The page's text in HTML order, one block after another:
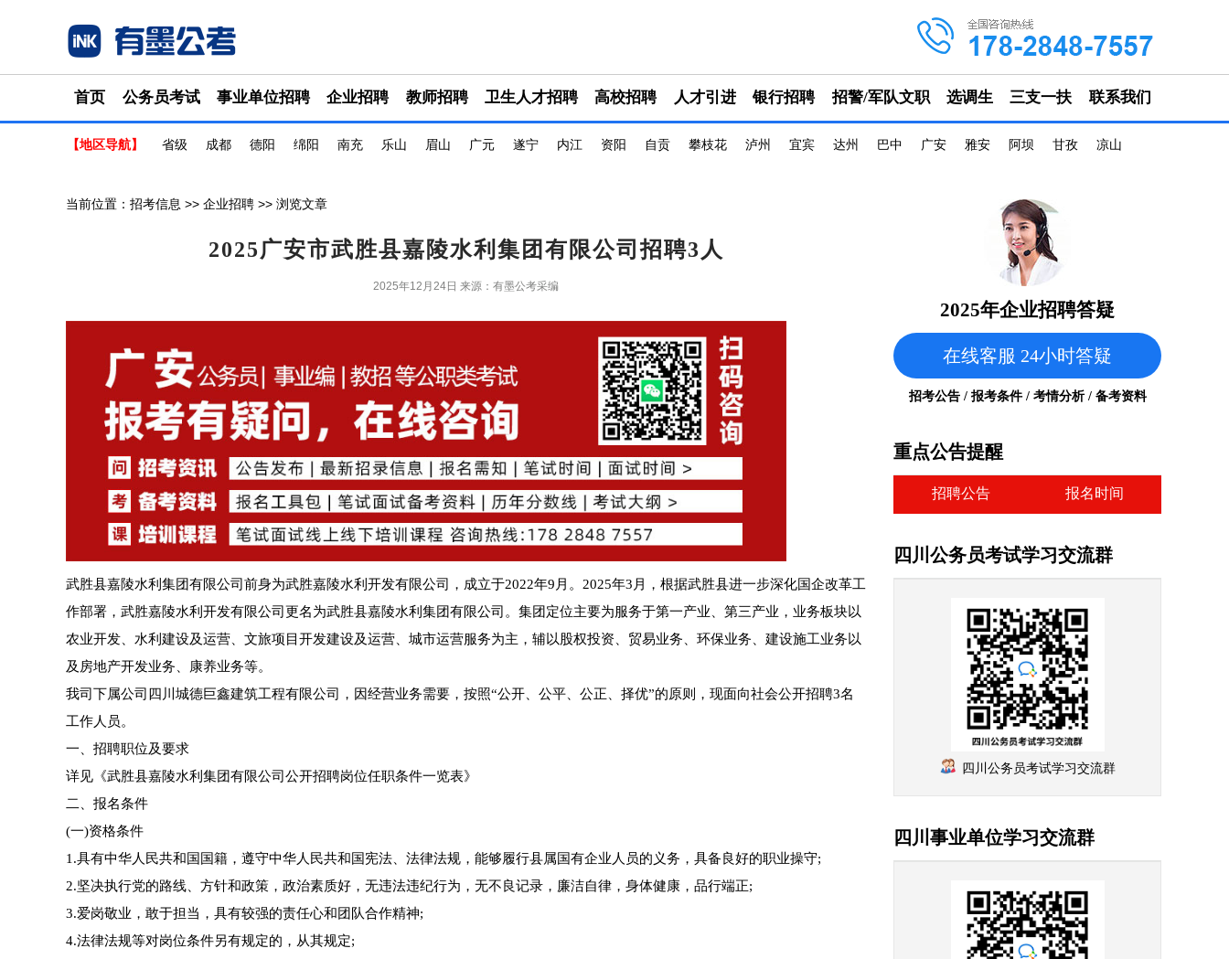
首页 公务员考试 事业单位招聘 企业招聘 教师招聘 卫生人才招聘 高校招聘 人才引进 银行招聘 招警/军队文职 选调生 三支一扶 联系我们
【地区导航】 省级 成都 德阳 绵阳 南充 乐山 眉山 广元 遂宁 内江 资阳 自贡 攀枝花 泸州 宜宾 达州 巴中 广安 雅安 阿坝 甘孜 凉山
当前位置： 招考信息 >> 企业招聘 >> 浏览文章
2025广安市武胜县嘉陵水利集团有限公司招聘3人
2025年12月24日 来源：有墨公考采编
武胜县嘉陵水利集团有限公司前身为武胜嘉陵水利开发有限公司，成立于2022年9月。2025年3月，根据武胜县进一步深化国企改革工
作部署，武胜嘉陵水利开发有限公司更名为武胜县嘉陵水利集团有限公司。集团定位主要为服务于第一产业、第三产业，业务板块以
农业开发、水利建设及运营、文旅项目开发建设及运营、城市运营服务为主，辅以股权投资、贸易业务、环保业务、建设施工业务以
及房地产开发业务、康养业务等。
我司下属公司四川城德巨鑫建筑工程有限公司，因经营业务需要，按照“公开、公平、公正、择优”的原则，现面向社会公开招聘3名
工作人员。
一、招聘职位及要求
详见《武胜县嘉陵水利集团有限公司公开招聘岗位任职条件一览表》
二、报名条件
(一)资格条件
1.具有中华人民共和国国籍，遵守中华人民共和国宪法、法律法规，能够履行县属国有企业人员的义务，具备良好的职业操守;
2.坚决执行党的路线、方针和政策，政治素质好，无违法违纪行为，无不良记录，廉洁自律，身体健康，品行端正;
3.爱岗敬业，敢于担当，具有较强的责任心和团队合作精神;
4.法律法规等对岗位条件另有规定的，从其规定;
2025年企业招聘答疑
在线客服 24小时答疑
招考公告 / 报考条件 / 考情分析 / 备考资料
重点公告提醒
招聘公告 报名时间
四川公务员考试学习交流群
四川公务员考试学习交流群
四川事业单位学习交流群